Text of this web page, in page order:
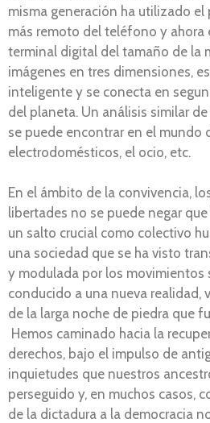
misma generación ha utilizado
más remoto del teléfono y ahora
terminal digital del tamaño de la
imágenes en tres dimensiones,
inteligente y se conecta en
del planeta. Un análisis similar
se puede encontrar en el mundo
electrodomésticos, el ocio, etc.
En el ámbito de la convivencia,
libertades no se puede negar
un salto crucial como colectivo
una sociedad que se ha visto
y modulada por los movimientos
conducido a una nueva realidad,
de la larga noche de piedra que
Hemos caminado hacia la
derechos, bajo el impulso de
inquietudes que nuestros
perseguido y, en muchos casos,
de la dictadura a la democracia